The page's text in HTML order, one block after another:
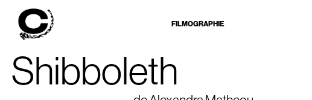
FILMOGRAPHIE
Shibboleth